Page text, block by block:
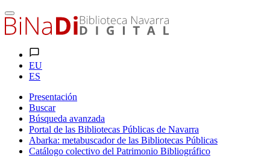
EU
ES
Presentación
Buscar
Búsqueda avanzada
Portal de las Bibliotecas Públicas de Navarra
Abarka: metabuscador de las Bibliotecas Públicas
Catálogo colectivo del Patrimonio Bibliográfico